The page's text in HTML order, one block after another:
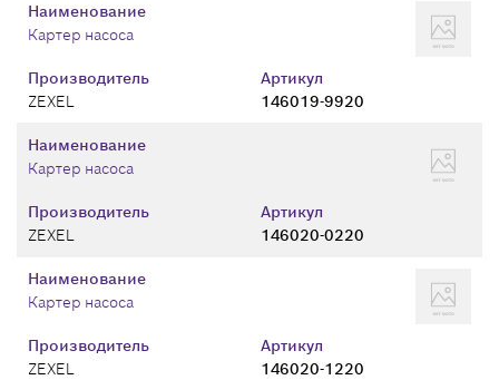
Производитель
ZEXEL
Артикул
146019-9920
Наименование
Картер насоса
Производитель
ZEXEL
Артикул
146020-0220
Наименование
Картер насоса
Производитель
ZEXEL
Артикул
146020-1220
Наименование
Картер насоса